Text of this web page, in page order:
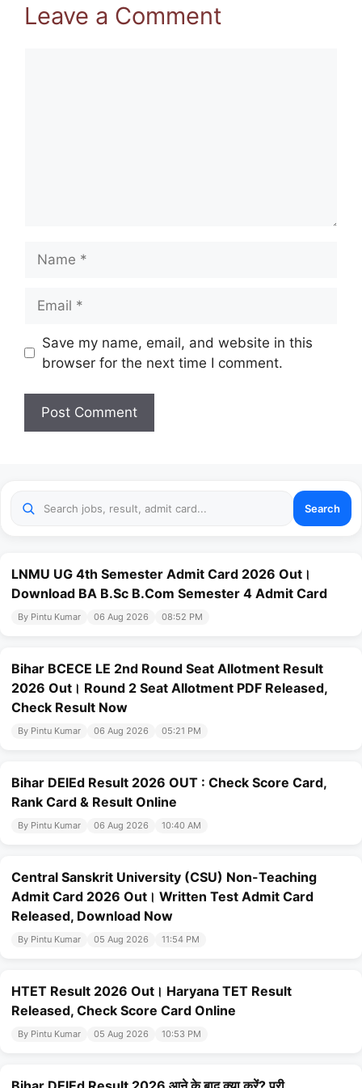
Leave a Comment
Website
Save my name, email, and website in this
browser for the next time I comment.
Search
LNMU UG 4th Semester Admit Card 2026 Out।
Download BA B.Sc B.Com Semester 4 Admit Card
By Pintu Kumar 06 Aug 2026 08:52 PM
Bihar BCECE LE 2nd Round Seat Allotment Result
2026 Out। Round 2 Seat Allotment PDF Released,
Check Result Now
By Pintu Kumar 06 Aug 2026 05:21 PM
Bihar DElEd Result 2026 OUT : Check Score Card,
Rank Card & Result Online
By Pintu Kumar 06 Aug 2026 10:40 AM
Central Sanskrit University (CSU) Non-Teaching
Admit Card 2026 Out। Written Test Admit Card
Released, Download Now
By Pintu Kumar 05 Aug 2026 11:54 PM
HTET Result 2026 Out। Haryana TET Result
Released, Check Score Card Online
By Pintu Kumar 05 Aug 2026 10:53 PM